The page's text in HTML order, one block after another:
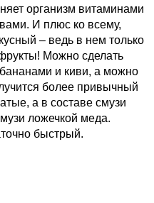
организм витаминами
И плюс ко всему,
– ведь в нем только
Можно сделать
и киви, а можно
более привычный
а в составе смузи
ложечкой меда.
быстрый.